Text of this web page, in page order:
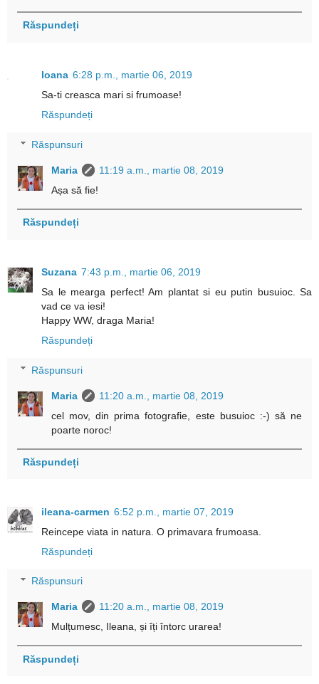
Răspundeți
Ioana 6:28 p.m., martie 06, 2019
Sa-ti creasca mari si frumoase!
Răspundeți
Răspunsuri
Maria
11:19 a.m., martie 08, 2019
Așa să fie!
Răspundeți
Suzana 7:43 p.m., martie 06, 2019
Sa le mearga perfect! Am plantat si eu putin busuioc. Sa
vad ce va iesi!
Happy WW, draga Maria!
Răspundeți
Răspunsuri
Maria
11:20 a.m., martie 08, 2019
cel mov, din prima fotografie, este busuioc :-) să ne
poarte noroc!
Răspundeți
ileana-carmen 6:52 p.m., martie 07, 2019
Reincepe viata in natura. O primavara frumoasa.
Răspundeți
Răspunsuri
Maria
11:20 a.m., martie 08, 2019
Mulțumesc, Ileana, și îți întorc urarea!
Răspundeți